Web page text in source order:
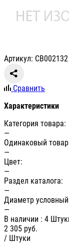
Артикул: СВ002132
Сравнить
Характеристики
Категория товара:
—
Одинаковый
—
Цвет:
—
Раздел каталога:
—
Диаметр
—
В наличии : 4
2 305 руб.
/ Штуки